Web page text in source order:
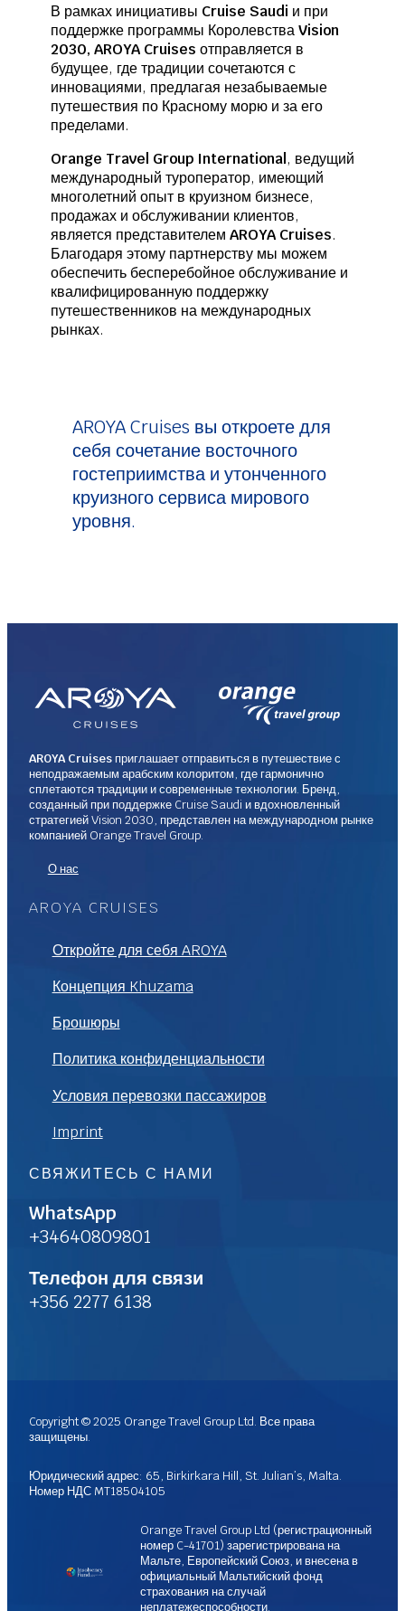
В рамках инициативы Cruise Saudi и при
поддержке программы КоролевстваVision
2030, AROYA Cruises отправляется в
будущее, где традиции сочетаются с
инновациями, предлагая незабываемые
путешествия по Красному морю и за его
пределами.
Orange Travel Group International, ведущий
международный туроператор, имеющий
многолетний опыт в круизном бизнесе,
продажах и обслуживании клиентов,
является представителем AROYA Cruises.
Благодаря этому партнерству мы можем
обеспечить бесперебойное обслуживание и
квалифицированную поддержку
путешественников на международных
рынках.
AROYA Cruises вы откроете для
себя сочетание восточного
гостеприимства и утонченного
круизного сервиса мирового
уровня.
AROYA Cruises приглашает отправиться в путешествие с
неподражаемым арабским колоритом, где гармонично
сплетаются традиции и современные технологии. Бренд,
созданный при поддержке Cruise Saudi и вдохновленный
стратегией Vision 2030, представлен на международном рынке
компанией Orange Travel Group.
О нас
AROYA CRUISES
Откройте для себя AROYA
Концепция Khuzama
Брошюры
Политика конфиденциальности
Условия перевозки пассажиров
Imprint
СВЯЖИТЕСЬ С НАМИ
WhatsApp
+34640809801
Телефон для связи
+356 2277 6138
Copyright © 2025 Orange Travel Group Ltd. Все права
защищены.
Юридический адрес: 65, Birkirkara Hill, St. Julian’s, Malta.
Номер НДС MT18504105
Orange Travel Group Ltd (регистрационный
номер C-41701) зарегистрирована на
Мальте, Европейский Союз, и внесена в
официальный Мальтийский фонд
страхования на случай
неплатежеспособности.